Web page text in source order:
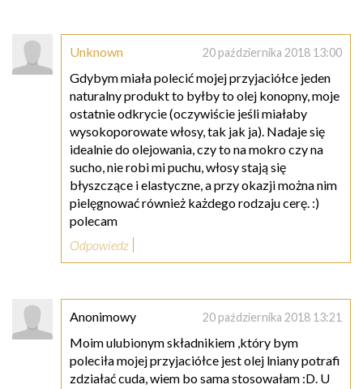
Unknown 20 października 2018 13:00
Gdybym miała polecić mojej przyjaciółce jeden
naturalny produkt to byłby to olej konopny, moje
ostatnie odkrycie (oczywiście jeśli miałaby
wysokoporowate włosy, tak jak ja). Nadaje się
idealnie do olejowania, czy to na mokro czy na
sucho, nie robi mi puchu, włosy stają się
błyszczące i elastyczne, a przy okazji można nim
pielęgnować również każdego rodzaju cerę. :)
polecam
Odpowiedz
Anonimowy 20 października 2018 13:21
Moim ulubionym składnikiem ,który bym
poleciła mojej przyjaciółce jest olej lniany potrafi
zdziałać cuda, wiem bo sama stosowałam :D. U